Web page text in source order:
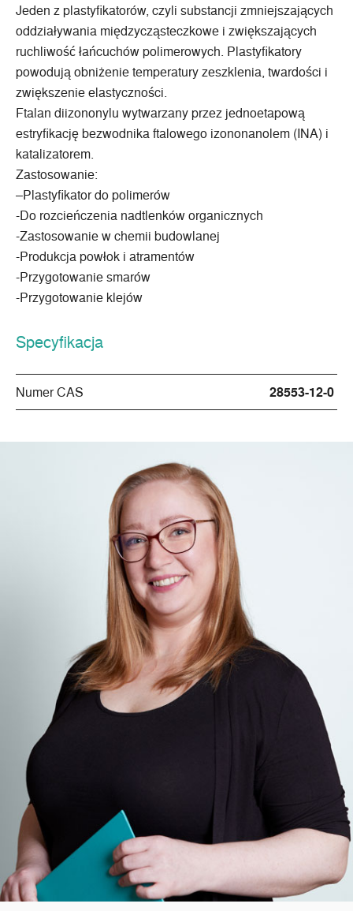
Jeden z plastyfikatorów, czyli substancji zmniejszających
oddziaływania międzycząsteczkowe i zwiększających
ruchliwość łańcuchów polimerowych. Plastyfikatory
powodują obniżenie temperatury zeszklenia, twardości i
zwiększenie elastyczności.
Ftalan diizononylu wytwarzany przez jednoetapową
estryfikację bezwodnika ftalowego izononanolem (INA) i
katalizatorem.
Zastosowanie:
–Plastyfikatordo polimerów
-Do rozcieńczenia nadtlenków organicznych
-Zastosowanie w chemii budowlanej
-Produkcja powłok i atramentów
-Przygotowanie smarów
-Przygotowanie klejów
Specyfikacja
Numer CAS 28553-12-0